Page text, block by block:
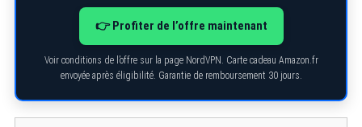
👉 Profiter de l’offre maintenant
Voir conditions de l’offre sur la page NordVPN. Carte cadeau Amazon.fr
envoyée après éligibilité. Garantie de remboursement 30 jours.